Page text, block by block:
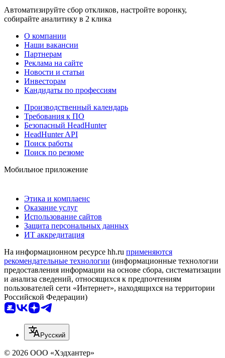
Автоматизируйте сбор откликов, настройте воронку,
собирайте аналитику в 2 клика
О компании
Наши вакансии
Партнерам
Реклама на сайте
Новости и статьи
Инвесторам
Кандидаты по профессиям
Производственный календарь
Требования к ПО
Безопасный HeadHunter
HeadHunter API
Поиск работы
Поиск по резюме
Мобильное приложение
Этика и комплаенс
Оказание услуг
Использование сайтов
Защита персональных данных
ИТ аккредитация
На информационном ресурсе hh.ru применяются
рекомендательные технологии (информационные технологии
предоставления информации на основе сбора, систематизации
и анализа сведений, относящихся к предпочтениям
пользователей сети «Интернет», находящихся на территории
Российской Федерации)
Русский
© 2026 ООО «Хэдхантер»